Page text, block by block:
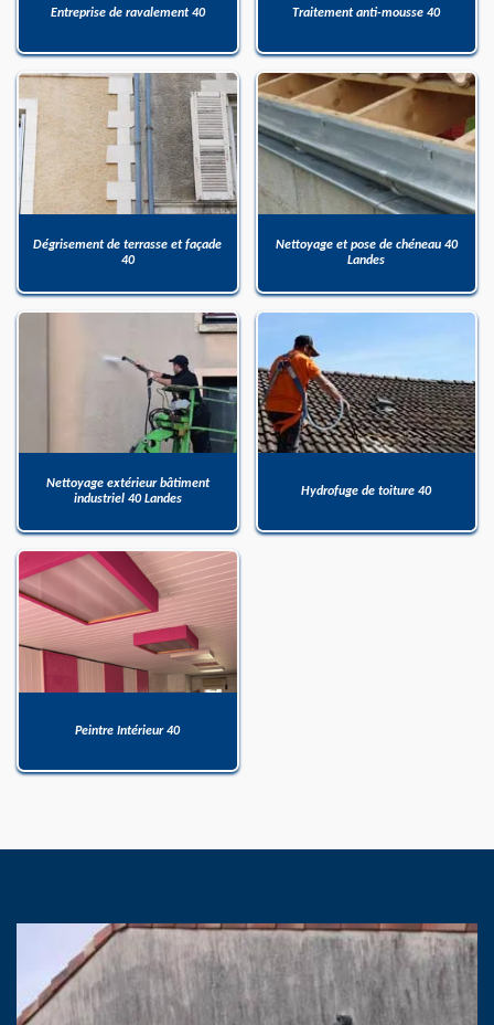
Entreprise de ravalement 40 Traitement anti-mousse 40
Dégrisement de terrasse et façade
40
Nettoyage et pose de chéneau 40
Landes
Nettoyage extérieur bâtiment
industriel 40 Landes
Hydrofuge de toiture 40
Peintre Intérieur 40